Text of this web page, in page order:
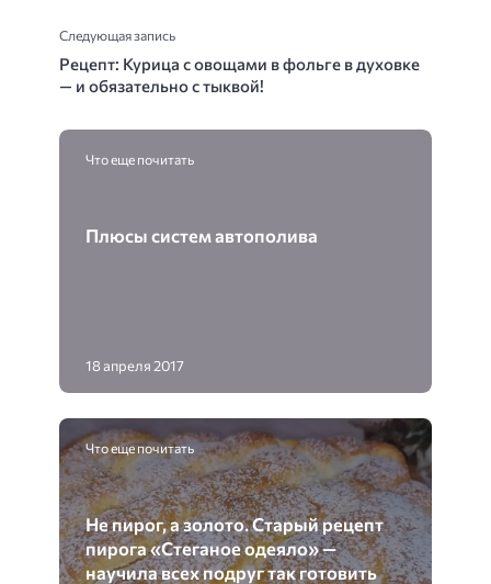
Следующая запись
Рецепт: Курица с овощами в фольге в духовке
— и обязательно с тыквой!
Что еще почитать
Плюсы систем автополива
18 апреля 2017
Что еще почитать
Не пирог, а золото. Старый рецепт
пирога «Стеганое одеяло» —
научила всех подруг так готовить